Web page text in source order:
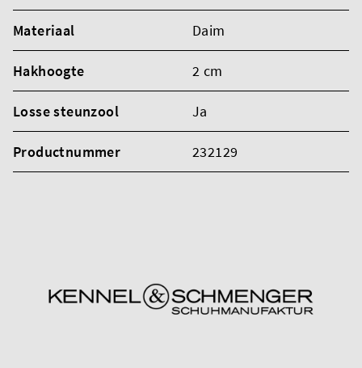
Materiaal Daim
Hakhoogte 2 cm
Losse steunzool Ja
Productnummer 232129